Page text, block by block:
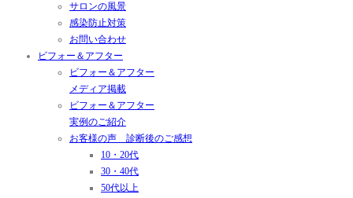
サロンの風景
感染防止対策
お問い合わせ
ビフォー＆アフター
ビフォー＆アフター
メディア掲載
ビフォー＆アフター
実例のご紹介
お客様の声 診断後のご感想
10・20代
30・40代
50代以上